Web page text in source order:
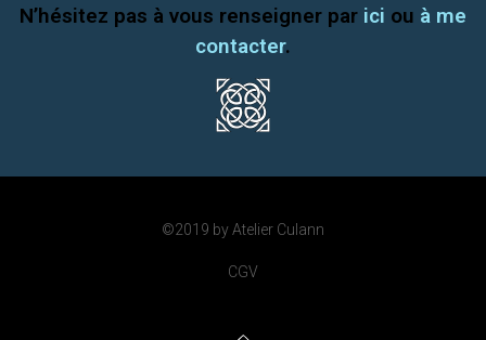
N’hésitez pas à vous renseigner par ici ou à me
contacter.
©2019 by Atelier Culann
CGV